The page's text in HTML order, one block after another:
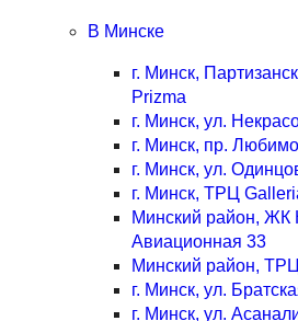
В Минске
г. Минск,
Prizma
г. Минск, ул.
г. Минск, пр.
г. Минск, ул.
г. Минск, ТРЦ
Минский район, ЖК
Авиационная 33
Минский район,
г. Минск, ул.
г. Минск, ул.